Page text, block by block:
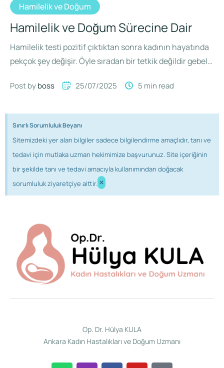
Hamilelik ve Doğum
Hamilelik ve Doğum Sürecine Dair
Hamilelik testi pozitif çıktıktan sonra kadının hayatında
pekçok şey değişir. Öyle sıradan bir tetkik değildir gebelik
Post by boss 25/07/2025 5 min read
Sınırlı Sorumluluk Beyanı
Sitemizdeki yer alan bilgiler sadece bilgilendirme amaçlıdır, tanı ve
tedavi için mutlaka uzman hekimimize başvurunuz. Site içeriğinin
bir şekilde tanı ve tedavi amacıyla kullanımından doğacak
sorumluluk ziyaretçiye aittir. ×
Op. Dr. Hülya KULA
Ankara Kadın Hastalıkları ve Doğum Uzmanı